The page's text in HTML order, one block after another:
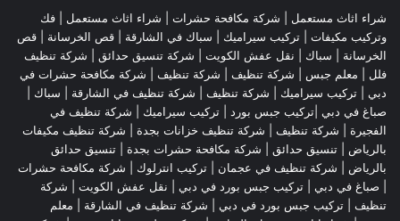
شراء اثاث مستعمل شركة مكافحة حشرات شراء اثاث مستعمل
فك
وتركيب مكيفات | تركيب سيراميك | سباك في الشارقة قص الخرسانة | قص
الخرسانة | سباك نقل عفش الكويت شركة تنسيق حدائق
شركة تنظيف
فلل
معلم جبس شركة تنظيف شركة تنظيف
شركة مكافحة حشرات في
دبي
تركيب سيراميك شركة تنظيف شركة تنظيف في الشارقة | سباك |
صباغ في دبي |تركيب جبس بورد | تركيب سيراميك
شركة تنظيف في
الفجيرة
شركة تنظيف شركة تنظيف خزانات بجدة
شركة تنظيف مكيفات
بالرياض
تنسيق حدائق شركة مكافحة حشرات بجدة
تنسيق حدائق
بالرياض
شركة تنظيف في عجمان | تركيب انترلوك | شركة مكافحة حشرات
صباغ في دبي تركيب جبس بورد في دبي نقل عفش الكويت
شركة
تنظيف
تركيب جبس بورد في دبي شركة تنظيف في الشارقة
معلم